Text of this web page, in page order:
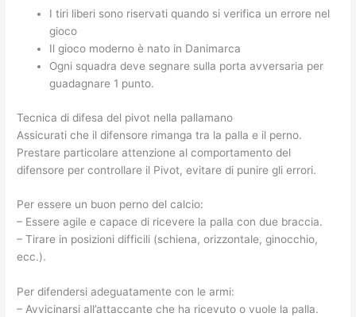
I tiri liberi sono riservati quando si verifica un errore nel
gioco
Il gioco moderno è nato in Danimarca
Ogni squadra deve segnare sulla porta avversaria per
guadagnare 1 punto.
Tecnica di difesa del pivot nella pallamano
Assicurati che il difensore rimanga tra la palla e il perno.
Prestare particolare attenzione al comportamento del
difensore per controllare il Pivot, evitare di punire gli errori.
Per essere un buon perno del calcio:
– Essere agile e capace di ricevere la palla con due braccia.
– Tirare in posizioni difficili (schiena, orizzontale, ginocchio,
ecc.).
Per difendersi adeguatamente con le armi:
– Avvicinarsi all’attaccante che ha ricevuto o vuole la palla.